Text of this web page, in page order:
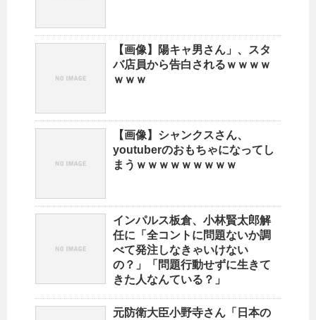
【画像】陽キャ男さん」、スタ
バ店員から告白されるｗｗｗｗ
ｗｗｗ
【画像】シャンクスさん、
youtuberのおもちゃになってし
まうｗｗｗｗｗｗｗｗｗ
インパルス板倉、小林賢太郎解
任に「全コントに問題ないか調
べて発注しなきゃいけない
の？」「問題行動せずに生きて
きた人なんている？」
元防衛大臣小野寺さん「日本の